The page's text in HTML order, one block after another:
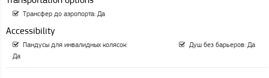
Трансфер до аэропорта: Да
Accessibility
Пандусы для инвалидных колясок:
Да
Душ без барьеров: Да